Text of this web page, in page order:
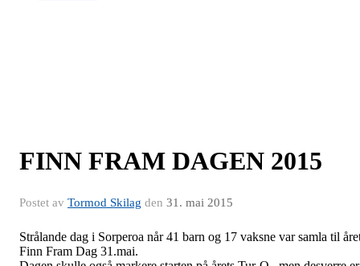
FINN FRAM DAGEN 2015
Postet av Tormod Skilag den 31. mai 2015
Strålande dag i Sorperoa når 41 barn og 17 vaksne var samla til
Finn Fram Dag 31.mai.